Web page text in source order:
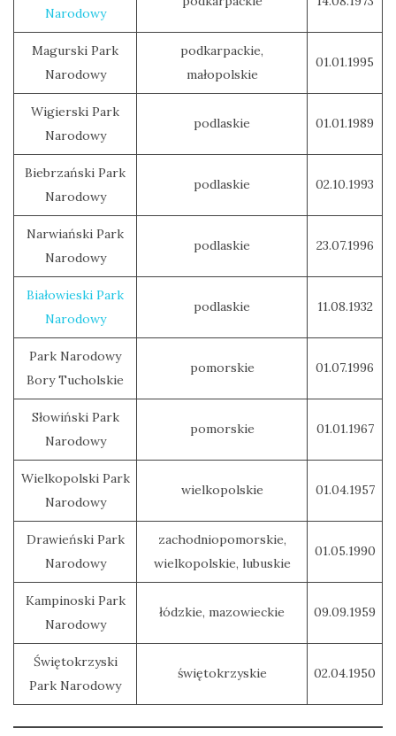
Narodowy
Magurski Park
Narodowy
podkarpackie,
małopolskie
01.01.1995
Wigierski Park
Narodowy
podlaskie 01.01.1989
Biebrzański Park
Narodowy
podlaskie 02.10.1993
Narwiański Park
Narodowy
podlaskie 23.07.1996
Białowieski Park
Narodowy
podlaskie 11.08.1932
Park Narodowy
Bory Tucholskie
pomorskie 01.07.1996
Słowiński Park
Narodowy
pomorskie 01.01.1967
Wielkopolski Park
Narodowy
wielkopolskie 01.04.1957
Drawieński Park
Narodowy
zachodniopomorskie,
wielkopolskie, lubuskie
01.05.1990
Kampinoski Park
Narodowy
łódzkie, mazowieckie 09.09.1959
Świętokrzyski
Park Narodowy
świętokrzyskie 02.04.1950